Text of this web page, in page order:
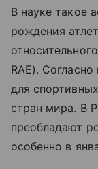
В науке такое
рождения
RAE).
для
стран мира. В
преобладают
особенно в